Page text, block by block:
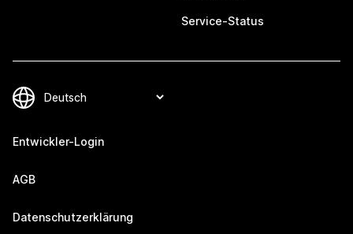
Service-Status
Entwickler-Login
AGB
Datenschutzerklärung